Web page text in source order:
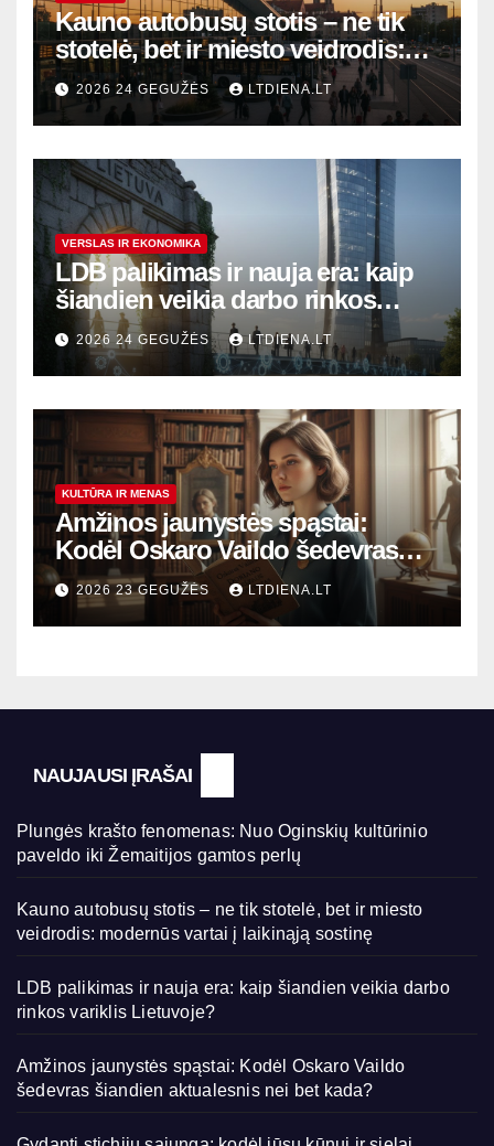
Kauno autobusų stotis – ne tik
stotelė, bet ir miesto veidrodis:
modernūs vartai į laikinąją
sostinę
2026 24 GEGUŽĖS LTDIENA.LT
VERSLAS IR EKONOMIKA
LDB palikimas ir nauja era: kaip
šiandien veikia darbo rinkos
variklis Lietuvoje?
2026 24 GEGUŽĖS LTDIENA.LT
KULTŪRA IR MENAS
Amžinos jaunystės spąstai:
Kodėl Oskaro Vaildo šedevras
šiandien aktualesnis nei bet
kada?
2026 23 GEGUŽĖS LTDIENA.LT
NAUJAUSI ĮRAŠAI
Plungės krašto fenomenas: Nuo Oginskių kultūrinio
paveldo iki Žemaitijos gamtos perlų
Kauno autobusų stotis – ne tik stotelė, bet ir miesto
veidrodis: modernūs vartai į laikinąją sostinę
LDB palikimas ir nauja era: kaip šiandien veikia darbo
rinkos variklis Lietuvoje?
Amžinos jaunystės spąstai: Kodėl Oskaro Vaildo
šedevras šiandien aktualesnis nei bet kada?